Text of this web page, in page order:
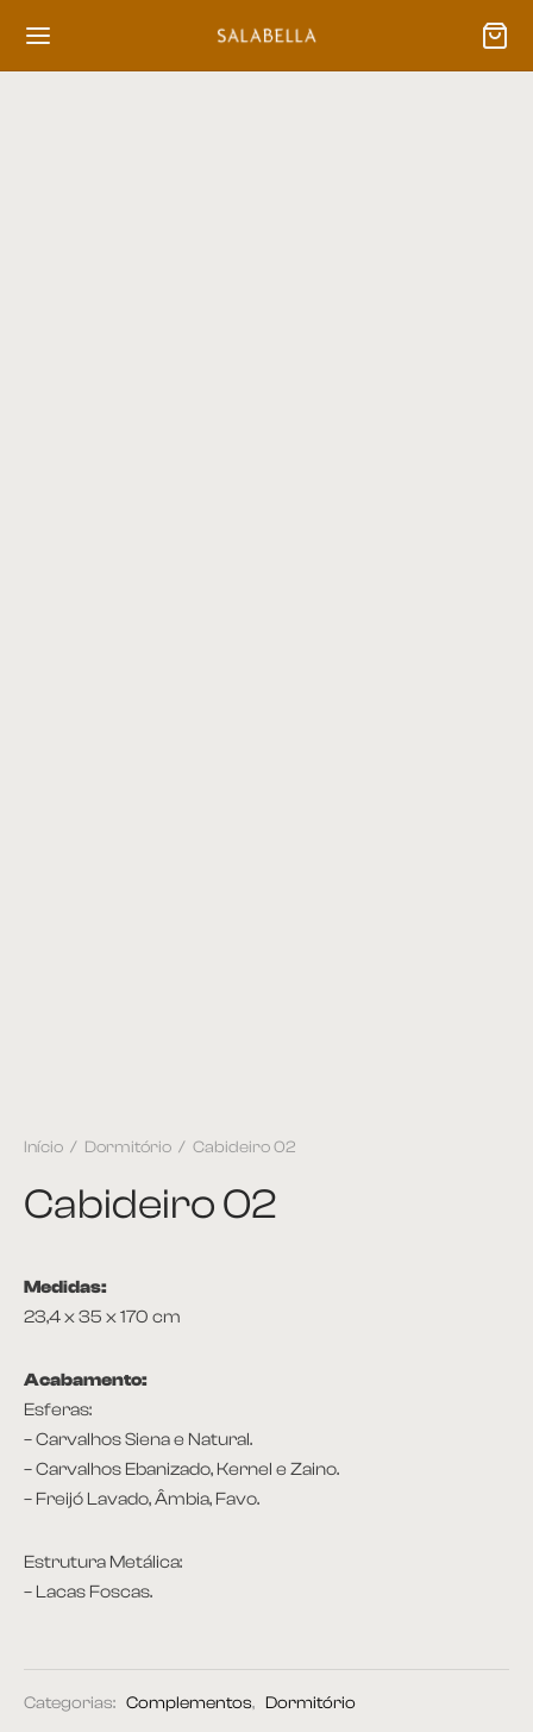
Início / Dormitório / Cabideiro 02
Cabideiro 02
Medidas:
23,4 x 35 x 170 cm
Acabamento:
Esferas:
– Carvalhos Siena e Natural.
– Carvalhos Ebanizado, Kernel e Zaino.
– Freijó Lavado, Âmbia, Favo.
Estrutura Metálica:
– Lacas Foscas.
Categorias: Complementos, Dormitório